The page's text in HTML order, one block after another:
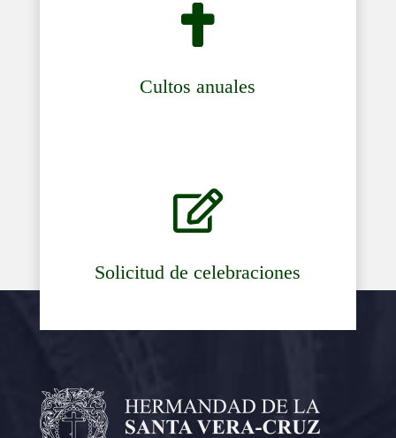

Cultos anuales

Solicitud de celebraciones